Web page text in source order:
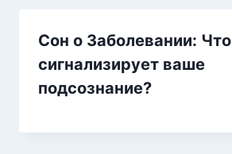
Сон о Заболевании: Что
сигнализирует ваше
подсознание?